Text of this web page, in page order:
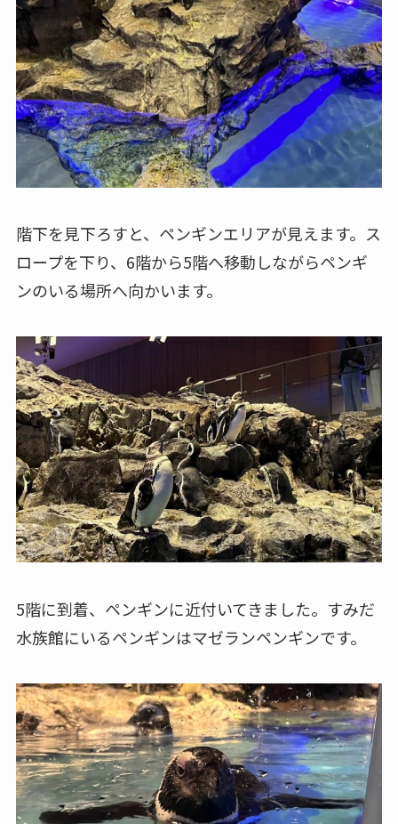
階下を見下ろすと、ペンギンエリアが見えます。ス
ロープを下り、6階から5階へ移動しながらペンギ
ンのいる場所へ向かいます。
5階に到着、ペンギンに近付いてきました。すみだ
水族館にいるペンギンはマゼランペンギンです。